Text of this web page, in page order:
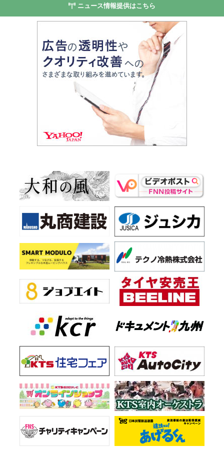
ニュース情報提供はこちら